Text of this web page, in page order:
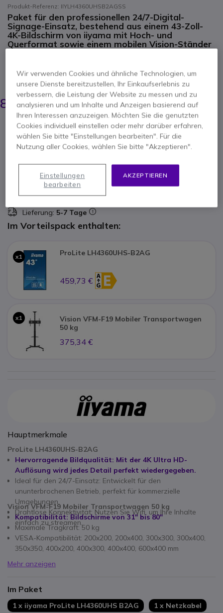
Produkt-Referenz: IIYLH4360UHSB2AGSS
Paket für den professionellen 24/7-Digital-
Signage-Einsatz, bestehend aus einem 43-Zoll-
4K-Bildschirm von iiyama mit Hoch- und
Querformat sowie einem mobilen Vision-Ständer
ERSPARNIS 128,83 € PACK
963,90 €
835,07 €- 993,74 € Inkl. MwSt.
Anzahl
IN DEN WARENKORB
ANGEBOT IN 4 STUNDEN
Nicht lieferbar
Lieferung: 5-7 Tage
Im Vorteilspack enthalten:
x1 ProLite LH4360UHS-B2AG
459,73 €
x1
Vision VFM-F19 Mobiler Transportwagen
50 kg
375,34 €
Hauptmerkmale
ProLite LH4360UHS-B2AG
Hervorragende Bildqualität: Mit der 4K Ultra HD-
Auflösung wird jedes Detail perfekt wiedergegeben.
Ideal für den 24/7-Einsatz: Entwickelt für den
ununterbrochenen Betrieb, perfekt für kommerzielle
Umgebungen.
Drahtlose Konnektivität: Nutzen Sie Wifi, um Ihre Inhalte
einfach zu streamen.
Vision VFM-F19 Mobiler Transportwagen 50 kg
Kompatibilität: Bildschirme von 31" bis 80"
Maximale Tragkraft: 50 kg
VESA-Kompatibilität: 200x200, 200x400, 300x300, 300x400,
350x350, 400x200, 400x300, 400x400, 600x400 mm
Mehr anzeigen
Im Paket
1 x iiyama ProLite LH4360UHS B2AG 1 x Netzkabel
Wir verwenden Cookies und ähnliche Technologien, um
unsere Dienste bereitzustellen, Ihr Einkaufserlebnis zu
verbessern, die Leistung der Website zu messen und zu
analysieren und um Inhalte und Anzeigen basierend auf
Ihren Interessen anzuzeigen. Möchten Sie die genutzten
Cookies individuell einstellen oder mehr darüber erfahren,
wählen Sie bitte "Einstellungen bearbeiten". Für die
Nutzung aller Cookies, wählen Sie bitte "Akzeptieren".
AKZEPTIEREN
Einstellungen
bearbeiten